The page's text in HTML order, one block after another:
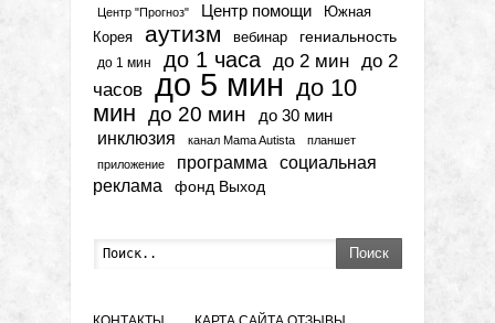
Центр "Прогноз" Центр помощи
Южная
Корея
аутизм вебинар гениальность
до 1 мин до 1 часа до 2 мин до 2
часов до 5 мин до 10
мин до 20 мин до 30 мин
инклюзия канал Mama Autista
планшет
приложение
программа
социальная
реклама
фонд Выход
Поиск